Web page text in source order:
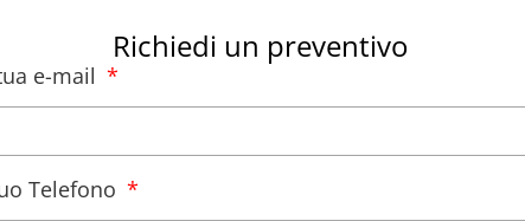
Richiedi un preventivo
e-mail
Telefono